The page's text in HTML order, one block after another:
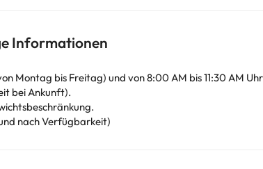
Informationen
Montag bis Freitag) und von 8:00 AM bis 11:30 AM
bei Ankunft).
nach Verfügbarkeit)